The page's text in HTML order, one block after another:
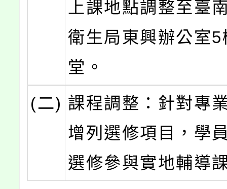
上課地點調整至臺
衛生局東興辦公室5
堂。
(二) 課程調整：針對專
增列選修項目，學
選修參與實地輔導